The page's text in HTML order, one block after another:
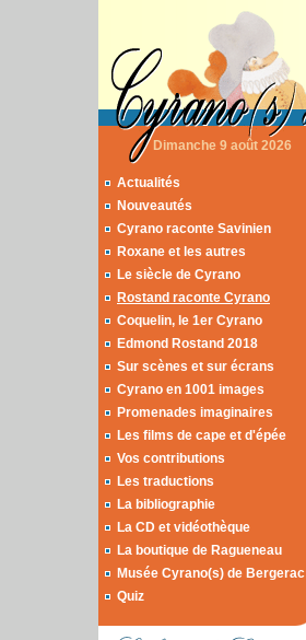
Dimanche 9 août 2026
Actualités
Nouveautés
Cyrano raconte Savinien
Roxane et les autres
Le siècle de Cyrano
Rostand raconte Cyrano
Coquelin, le 1er Cyrano
Edmond Rostand 2018
Sur scènes et sur écrans
Cyrano en 1001 images
Promenades imaginaires
Les films de cape et d'épée
Vos contributions
Les traductions
La bibliographie
La CD et vidéothèque
La boutique de Ragueneau
Musée Cyrano(s) de Bergerac
Quiz